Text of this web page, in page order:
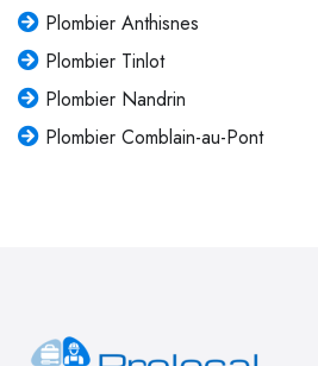
Plombier Anthisnes
Plombier Tinlot
Plombier Nandrin
Plombier Comblain-au-Pont